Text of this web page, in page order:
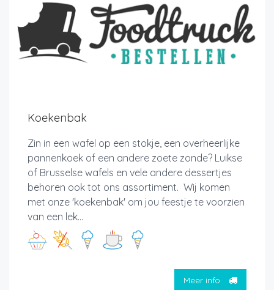
Koekenbak
Zin in een wafel op een stokje, een overheerlijke
pannenkoek of een andere zoete zonde? Luikse
of Brusselse wafels en vele andere dessertjes
behoren ook tot ons assortiment. Wij komen
met onze 'koekenbak' om jou feestje te voorzien
van een lek...
Meer info